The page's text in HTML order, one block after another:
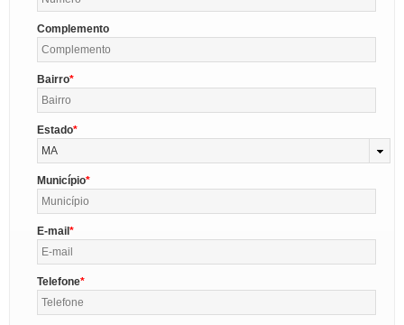
Complemento
Bairro
Estado
MA
Município
E-mail
Telefone